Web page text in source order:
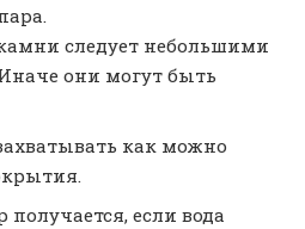
следует небольшими
они могут быть
как можно
если вода